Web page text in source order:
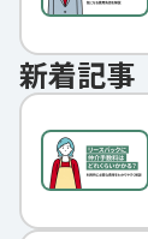
新着記事